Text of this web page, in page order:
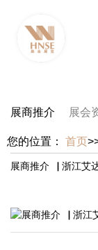
展商推介 展会
您的位置： 首页
展商推介▕ 浙江艾